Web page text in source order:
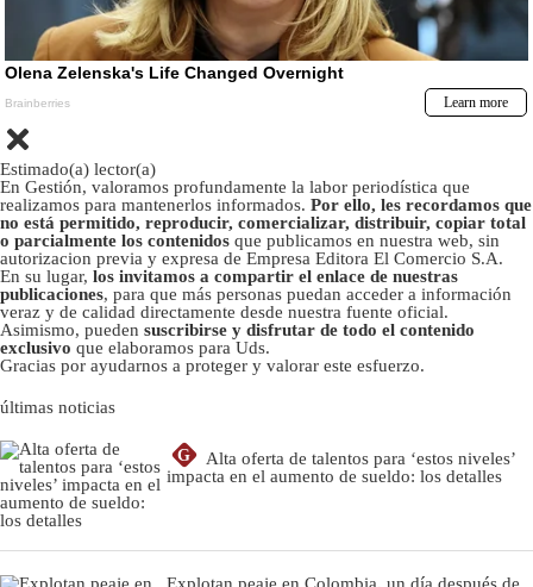
Estimado(a) lector(a)
En Gestión, valoramos profundamente la labor periodística que
realizamos para mantenerlos informados. Por ello, les recordamos que
no está permitido, reproducir, comercializar, distribuir, copiar total
o parcialmente los contenidos que publicamos en nuestra web, sin
autorizacion previa y expresa de Empresa Editora El Comercio S.A.
En su lugar, los invitamos a compartir el enlace de nuestras
publicaciones, para que más personas puedan acceder a información
veraz y de calidad directamente desde nuestra fuente oficial.
Asimismo, pueden suscribirse y disfrutar de todo el contenido
exclusivo que elaboramos para Uds.
Gracias por ayudarnos a proteger y valorar este esfuerzo.
últimas noticias
G
Alta oferta de talentos para ‘estos niveles’
impacta en el aumento de sueldo: los detalles